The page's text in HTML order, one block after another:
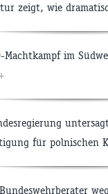
zeigt, wie
Machtkampf im
für polnischen